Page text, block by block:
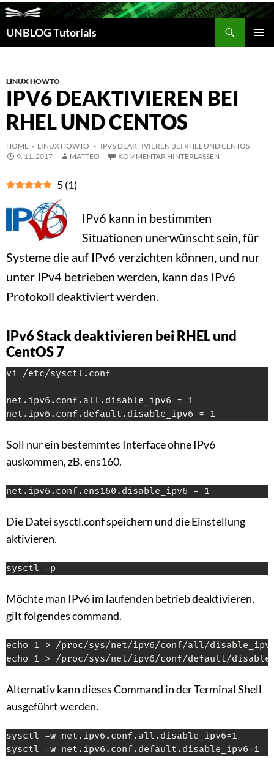
UNBLOG Tutorials
Suchen
LINUX HOWTO
IPV6 DEAKTIVIEREN BEI
RHEL UND CENTOS
HOME » LINUX HOWTO » IPV6 DEAKTIVIEREN BEI RHEL UND CENTOS
9. 11. 2017
MATTEO KOMMENTAR HINTERLASSEN
5(1)
IPv6 kann in bestimmten
Situationen unerwünscht sein, für
Systeme die auf IPv6 verzichten können, und nur
unter IPv4 betrieben werden, kann das IPv6
Protokoll deaktiviert werden.
IPv6 Stack deaktivieren bei RHEL und
CentOS 7
vi /etc/sysctl.conf
net.ipv6.conf.all.disable_ipv6 = 1
net.ipv6.conf.default.disable_ipv6 = 1
Soll nur ein bestemmtes Interface ohne IPv6
auskommen, zB. ens160.
net.ipv6.conf.ens160.disable_ipv6 = 1
Die Datei sysctl.conf speichern und die Einstellung
aktivieren.
sysctl -p
Möchte man IPv6 im laufenden betrieb deaktivieren,
gilt folgendes command.
echo 1 > /proc/sys/net/ipv6/conf/all/
echo 1 > /proc/sys/net/ipv6/conf/default/
Alternativ kann dieses Command in der Terminal Shell
ausgeführt werden.
sysctl -w net.ipv6.conf.all.disable_ipv6=1
sysctl -w net.ipv6.conf.default.disable_ipv6=1